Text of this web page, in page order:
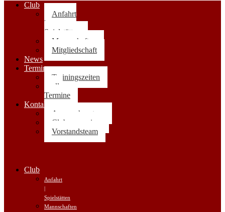
Club
Anfahrt
|
Spielstätten
Mannschaften
Mitgliedschaft
News
Termine
Trainingszeiten
alle
Termine
Kontakt
Ansprechpartner
Clubwegweiser
Vorstandsteam
Club
Anfahrt
|
Spielstätten
Mannschaften